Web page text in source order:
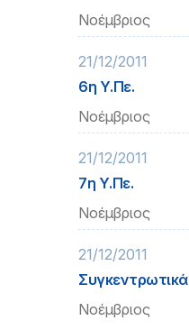
Νοέμβριος
21/12/2011
6η Υ.Πε.
Νοέμβριος
21/12/2011
7η Υ.Πε.
Νοέμβριος
21/12/2011
Συγκεντρωτικά
Νοέμβριος